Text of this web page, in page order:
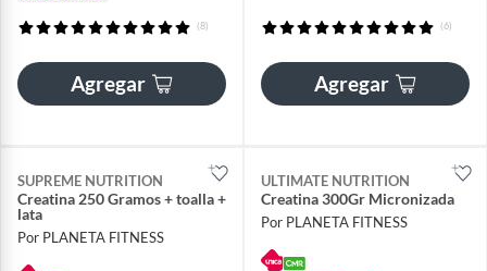
(8)
Agregar
(6)
Agregar
SUPREME NUTRITION
Creatina 250 Gramos + toalla +
lata
Por PLANETA FITNESS
ULTIMATE NUTRITION
Creatina 300Gr Micronizada
Por PLANETA FITNESS